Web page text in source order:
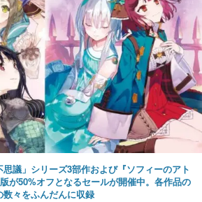
思議」シリーズ3部作および『ソフィーのアト
が50%オフとなるセールが開催中。各作品の
々をふんだんに収録